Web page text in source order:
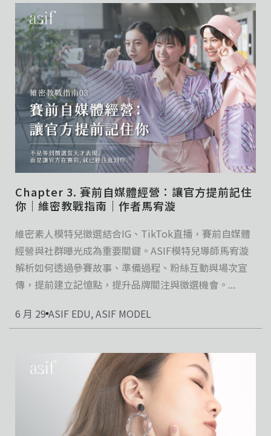
Chapter 3. 賽前自媒體經營：讓官方提前記住
你｜維密教戰指南｜作者馬宥漩
維密素人模特兒徵選結合IG、TikTok直播，賽前自媒體
經營與社群曝光成為重要關鍵。ASIF模特兒導師馬宥漩
解析如何透過參賽故事、準備過程、粉絲互動與場次宣
傳，提前建立記憶點，提升品牌關注與徵選機會。...
6 月 29 ASIF EDU,ASIF MODEL